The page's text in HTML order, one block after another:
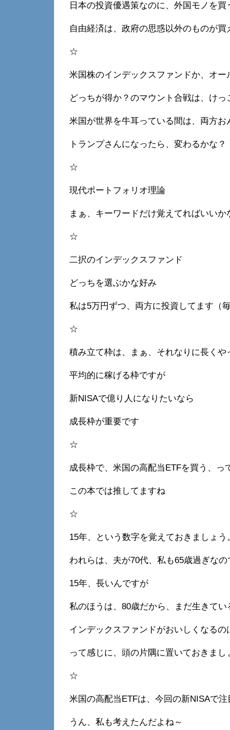
日本の投資優遇策なのに、外国モノを
自由経済は、政府の思惑以外のものが
☆
米国株のインデックスファンドか、オー
どっちが得か？のマウント合戦は、けっ
米国が世界を牛耳っている間は、両方お
トランプさんになったら、変わるかな？
☆
現代ポートフォリオ理論
まぁ、キーワードだけ覚えてればいいか
☆
二択のインデックスファンド
どっちを選ぶかな好み
私は5万円ずつ、両方に投資してます（
☆
積み立て枠は、まぁ、それなりに長くや
平均的に稼げる枠ですが
新NISAで億り人になりたいなら
成長枠が重要です
☆
成長枠で、米国の高配当ETFを買う、っ
この本では推してますね
☆
15年、という数字を覚えておきましょう
われらは、夫が70代、私も65歳過ぎなの
15年、長いんですが
私のほうは、80歳だから、まだ生きてい
インデックスファンドがおいしくなるの
って感じに、頭の片隅に置いておきまし
☆
米国の高配当ETFは、今回の新NISAで
うん、私も考えたんだよね～